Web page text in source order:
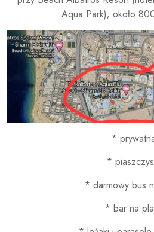
Aqua Park); około
*
*
* darmowy bus
* bar na